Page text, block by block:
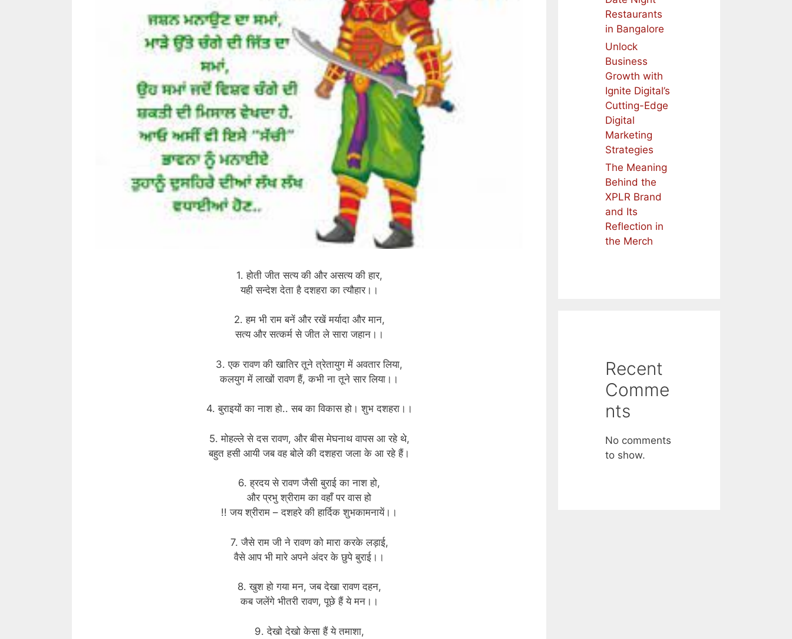
1. होती जीत सत्य की और असत्य की हार,
यही सन्देश देता है दशहरा का त्यौहार।।
2. हम भी राम बनें और रखें मर्यादा और मान,
सत्य और सत्कर्म से जीत ले सारा जहान।।
3. एक रावण की खातिर तूने त्रेतायुग में अवतार लिया,
कलयुग में लाखों रावण हैं, कभी ना तूने सार लिया।।
4. बुराइयों का नाश हो.. सब का विकास हो। शुभ दशहरा।।
5. मोहल्ले से दस रावण, और बीस मेघनाथ वापस आ रहे थे,
बहुत हसी आयी जब वह बोले की दशहरा जला के आ रहे हैं।
6. ह्रदय से रावण जैसी बुराई का नाश हो,
और प्रभु श्रीराम का वहाँ पर वास हो
!! जय श्रीराम – दशहरे की हार्दिक शुभकामनायें।।
7. जैसे राम जी ने रावण को मारा करके लड़ाई,
वैसे आप भी मारे अपने अंदर के छुपे बुराई।।
8. खुश हो गया मन, जब देखा रावण दहन,
कब जलेंगे भीतरी रावण, पूछे हैं ये मन।।
9. देखो देखो केसा हैं ये तमाशा,
Restaurants
in Bangalore
Unlock
Business
Growth with
Ignite Digital’s
Cutting-Edge
Digital
Marketing
Strategies
The Meaning
Behind the
XPLR Brand
and Its
Reflection in
the Merch
Recent
Comme
nts
No comments
to show.